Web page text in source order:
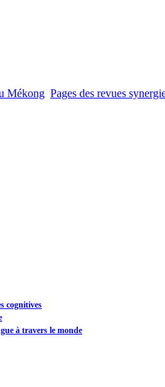
Mékong Pages des revues
cognitives
à travers le monde